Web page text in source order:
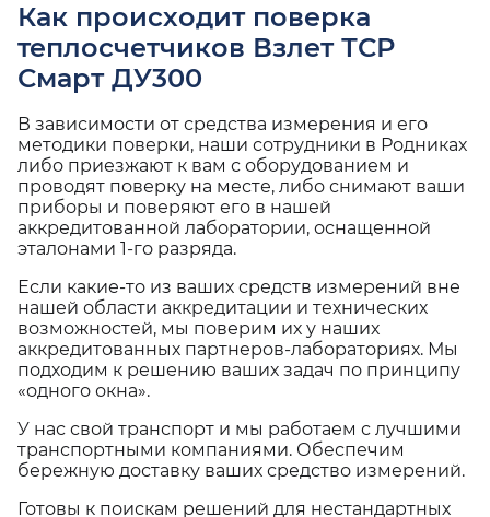
Как происходит поверка
теплосчетчиков Взлет ТСР
Смарт ДУ300
В зависимости от средства измерения и его
методики поверки, наши сотрудники в Родниках
либо приезжают к вам с оборудованием и
проводят поверку на месте, либо снимают ваши
приборы и поверяют его в нашей
аккредитованной лаборатории, оснащенной
эталонами 1-го разряда.
Если какие-то из ваших средств измерений вне
нашей области аккредитации и технических
возможностей, мы поверим их у наших
аккредитованных партнеров-лабораториях. Мы
подходим к решению ваших задач по принципу
«одного окна».
У нас свой транспорт и мы работаем с лучшими
транспортными компаниями. Обеспечим
бережную доставку ваших средство измерений.
Готовы к поискам решений для нестандартных